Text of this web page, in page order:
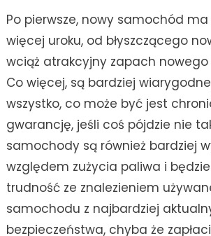
Po pierwsze, nowy samochód
więcej uroku, od błyszczącego
wciąż atrakcyjny zapach
Co więcej, są bardziej
​​wszystko, co może być jest
gwarancję, jeśli coś pójdzie nie
samochody są również bardziej
względem zużycia paliwa i
trudność ze znalezieniem
samochodu z najbardziej
bezpieczeństwa, chyba że